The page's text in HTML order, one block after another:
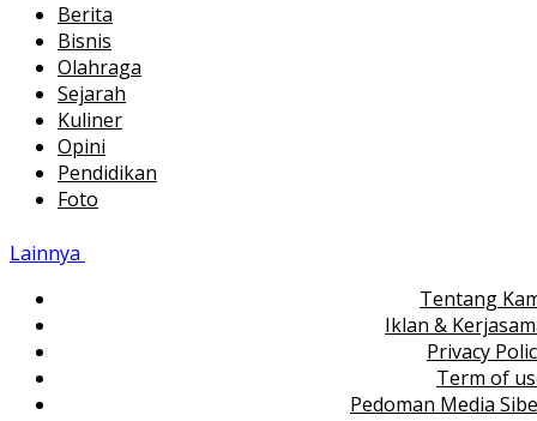
Berita
Bisnis
Olahraga
Sejarah
Kuliner
Opini
Pendidikan
Foto
Lainnya
Tentang
Iklan &
Privacy
Term of
Pedoman Media